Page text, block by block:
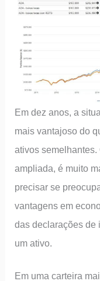
Em dez anos, a
mais vantajoso do
ativos
ampliada, é muito
precisar se
vantagens em
das declarações de
um ativo.
Em uma carteira